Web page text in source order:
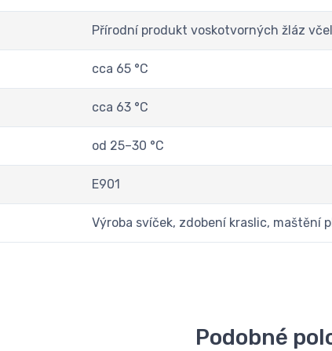
Přírodní produkt voskotvorných žláz
cca 65 °C
cca 63 °C
od 25–30 °C
E901
Výroba svíček, zdobení kraslic, maštění
Podobné